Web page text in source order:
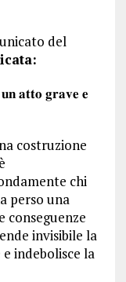
del
𝐮𝐧 𝐚𝐭𝐭𝐨 𝐠𝐫𝐚𝐯𝐞 𝐞
costruzione
chi
perso una
conseguenze
invisibile la
indebolisce la